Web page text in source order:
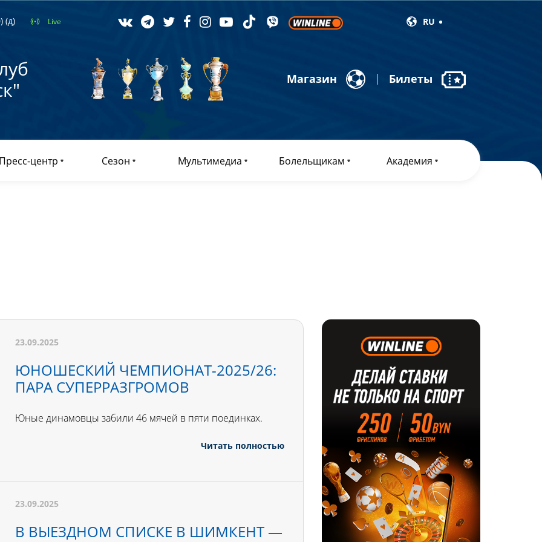
(д) Live RU
Магазин Билеты
центр Сезон Мультимедиа Болельщикам Академия
23.09.2025
ЮНОШЕСКИЙ ЧЕМПИОНАТ-2025/26:
ПАРА СУПЕРРАЗГРОМОВ
Юные динамовцы забили 46 мячей в пяти поединках.
Читать полностью
23.09.2025
В ВЫЕЗДНОМ СПИСКЕ В ШИМКЕНТ —